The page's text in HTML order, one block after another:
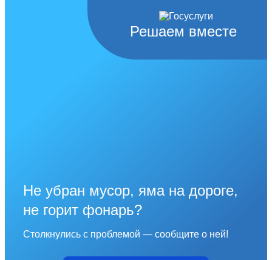
Решаем вместе
Не убран мусор, яма на дороге,
не горит фонарь?
Столкнулись с проблемой — сообщите о ней!